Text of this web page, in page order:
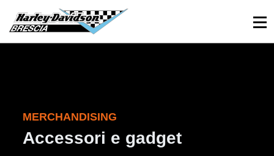
030 3366984 Viale Sant’Eufemia, 26 - Brescia
MERCHANDISING
Accessori e gadget